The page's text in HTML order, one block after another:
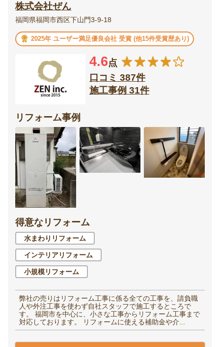
株式会社ぜん
福岡県福岡市西区下山門3-9-18
2025年 ユーザー満足優良会社 受賞 (他15件受賞歴あり)
4.6点
口コミ 387件
施工事例 31件
リフォーム事例
得意なリフォーム
水まわりリフォーム
インテリアリフォーム
小規模リフォーム
弊社の売りはリフォーム工事に係る全ての工事を、請負職
人や外注工事を使わず自社スタッフで施工するところで
す。 福岡市を中心に、小さな工事からリフォーム工事まで
対応しております。 リフォームに使える補助金や介...